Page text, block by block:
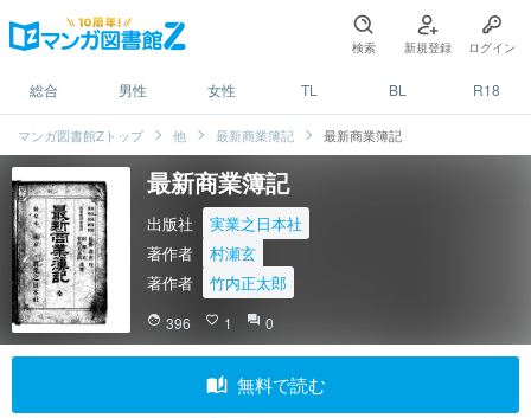
検索 新規登録 ログイン
総合 男性 女性 TL BL R18
マンガ図書館Zトップ 他 最新商業簿記 最新商業簿記
最新商業簿記
出版社
実業之日本社
著作者
村瀬玄
著作者
竹内正太郎
face 396 favorite_border 1 question_answer 0
auto_stories 無料で読む